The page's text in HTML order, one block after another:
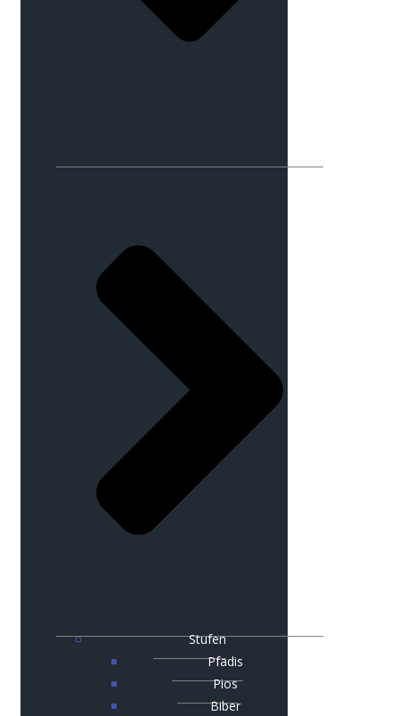
Stufen
Pfadis
Pios
Biber